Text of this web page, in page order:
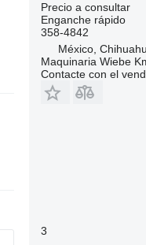
Precio a consultar
Enganche rápido
358-4842
México,
Maquinaria Wiebe
Contacte con el
3